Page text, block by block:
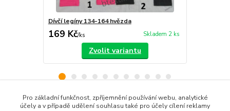
Dívčí legíny 134-164 hvězda
169 Kč/ks Skladem 2 ks
Zvolit variantu
Pro základní funkčnost, zpříjemnění používání webu, analytické
účely a v případě udělení souhlasu také pro účely cílení reklamy